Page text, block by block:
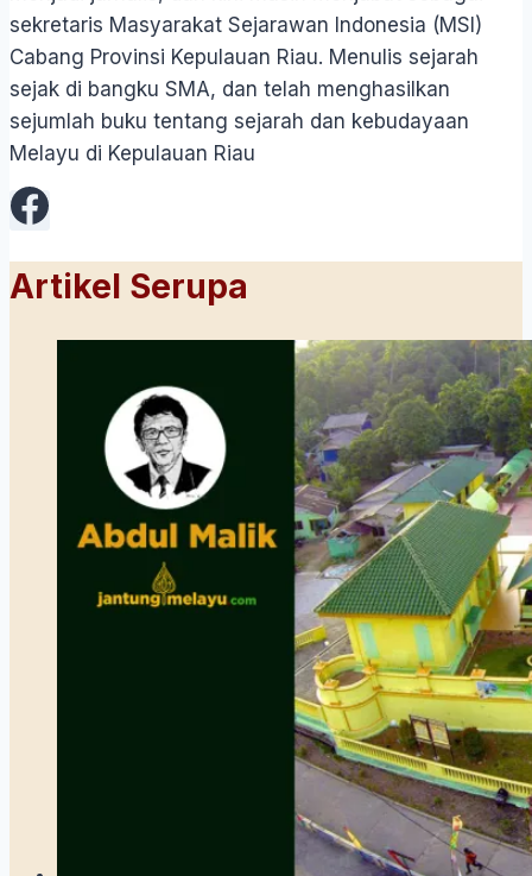
sekretaris Masyarakat Sejarawan Indonesia (MSI)
Cabang Provinsi Kepulauan Riau. Menulis sejarah
sejak di bangku SMA, dan telah menghasilkan
sejumlah buku tentang sejarah dan kebudayaan
Melayu di Kepulauan Riau
Artikel Serupa